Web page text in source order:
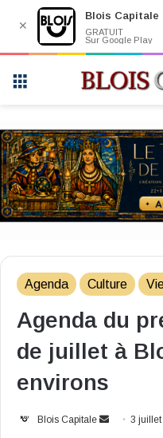
Agenda Culture
Agenda du
de juillet à
environs
Blois Capitale
Envoyer3 juillet
✕
Blois Capitale
GRATUIT
Sur Google Play